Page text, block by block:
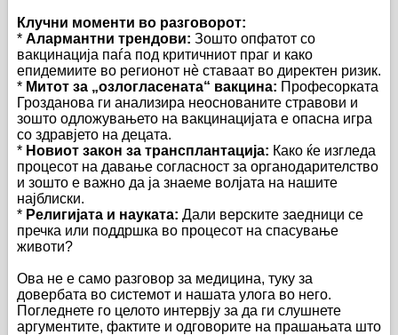
Клучни моменти во разговорот:
* Алармантни трендови: Зошто опфатот со
вакцинација паѓа под критичниот праг и како
епидемиите во регионот нè ставаат во директен ризик.
* Митот за „озлогласената“ вакцина: Професорката
Грозданова ги анализира неоснованите стравови и
зошто одложувањето на вакцинацијата е опасна игра
со здравјето на децата.
* Новиот закон за трансплантација: Како ќе изгледа
процесот на давање согласност за органодарителство
и зошто е важно да ја знаеме волјата на нашите
најблиски.
* Религијата и науката: Дали верските заедници се
пречка или поддршка во процесот на спасување
животи?
Ова не е само разговор за медицина, туку за
довербата во системот и нашата улога во него.
Погледнете го целото интервју за да ги слушнете
аргументите, фактите и одговорите на прашањата што